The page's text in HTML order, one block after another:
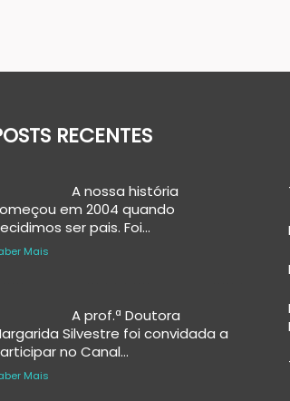
RECENTES
A nossa história
em 2004 quando
ser pais. Foi…
Mais
A prof.ª Doutora
Silvestre foi convidada a
no Canal…
Mais